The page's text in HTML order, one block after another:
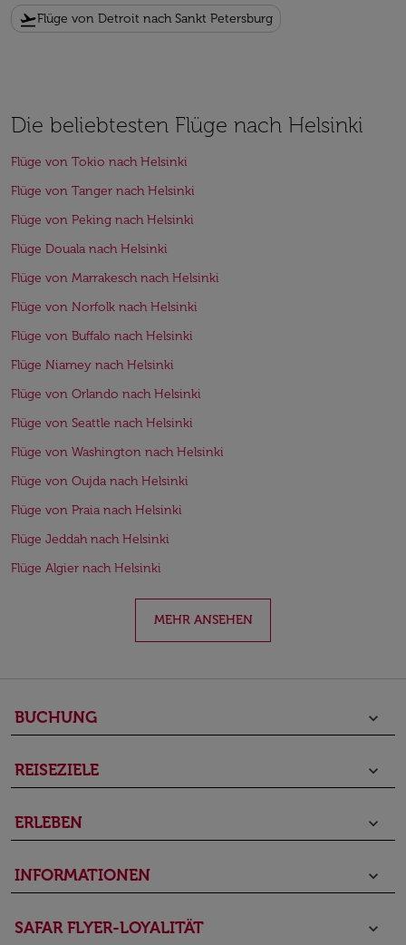
flight_takeoffFlüge von Detroit nach Sankt Petersburg
Die beliebtesten Flüge nach Helsinki
Flüge von Tokio nach Helsinki
Flüge von Tanger nach Helsinki
Flüge von Peking nach Helsinki
Flüge Douala nach Helsinki
Flüge von Marrakesch nach Helsinki
Flüge von Norfolk nach Helsinki
Flüge von Buffalo nach Helsinki
Flüge Niamey nach Helsinki
Flüge von Orlando nach Helsinki
Flüge von Seattle nach Helsinki
Flüge von Washington nach Helsinki
Flüge von Oujda nach Helsinki
Flüge von Praia nach Helsinki
Flüge Jeddah nach Helsinki
Flüge Algier nach Helsinki
MEHR ANSEHEN
BUCHUNG keyboard_arrow_down
REISEZIELE keyboard_arrow_down
ERLEBEN keyboard_arrow_down
INFORMATIONEN keyboard_arrow_down
SAFAR FLYER-LOYALITÄT keyboard_arrow_down